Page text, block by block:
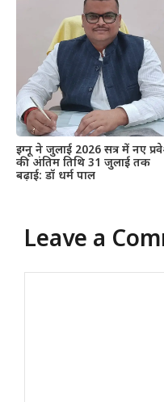
इग्नू ने जुलाई 2026 सत्र में नए
की अंतिम तिथि 31 जुलाई तक
बढ़ाई: डॉ धर्म पाल
Leave a